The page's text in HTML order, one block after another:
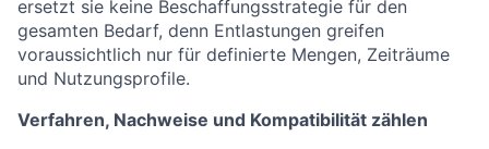
ersetzt sie keine Beschaffungsstrategie für den
gesamten Bedarf, denn Entlastungen greifen
voraussichtlich nur für definierte Mengen, Zeiträume
und Nutzungsprofile.
Verfahren, Nachweise und Kompatibilität zählen